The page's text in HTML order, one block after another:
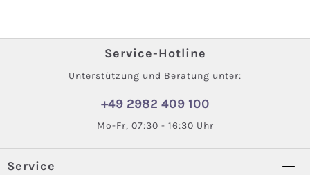
Service-Hotline
Unterstützung und Beratung unter:
+49 2982 409 100
Mo-Fr, 07:30 - 16:30 Uhr
Service